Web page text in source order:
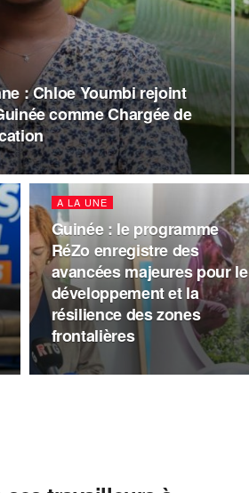
: Chloe Youmbi rejoint
comme Chargée de
A LA UNE
Guinée : le programme
RéZo enregistre des
avancées majeures pour le
développement et la
résilience des zones
frontalières